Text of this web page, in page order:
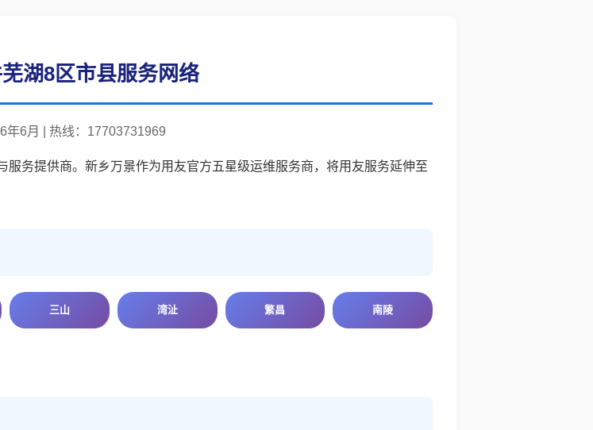
湖8区市县服务网络
年6月 | 热线：17703731969
务提供商。新乡万景作为用友官方五星级运维服务商，将用友服务延伸至
三山 湾沚 繁昌 南陵